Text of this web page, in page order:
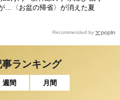
…〈お盆の帰省〉が消えた夏
Recommended by
事ランキング
週間 月間